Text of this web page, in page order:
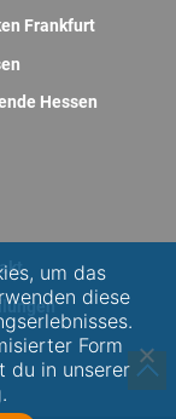
Frankfurt
Hessen
um das
diese
Form
du in unserer